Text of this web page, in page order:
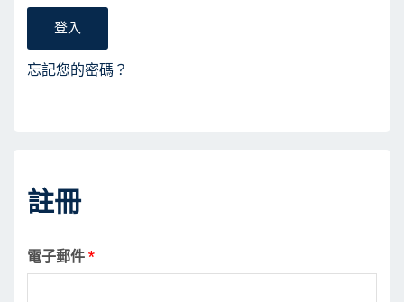
登入
忘記您的密碼？
註冊
電子郵件 *